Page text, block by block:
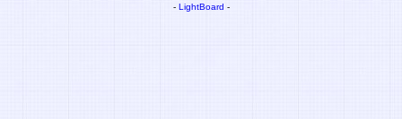
- LightBoard -